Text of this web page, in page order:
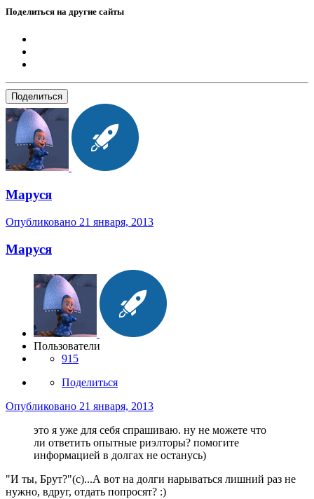
Поделиться на другие сайты
Поделиться
Маруся
Опубликовано 21 января, 2013
Маруся
Пользователи
915
Поделиться
Опубликовано 21 января, 2013
это я уже для себя спрашиваю. ну не можете что
ли ответить опытные риэлторы? помогите
информацией в долгах не останусь)
"И ты, Брут?"(с)...А вот на долги нарываться лишний раз не
нужно, вдруг, отдать попросят? :)